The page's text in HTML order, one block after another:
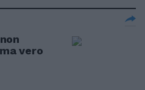
vero